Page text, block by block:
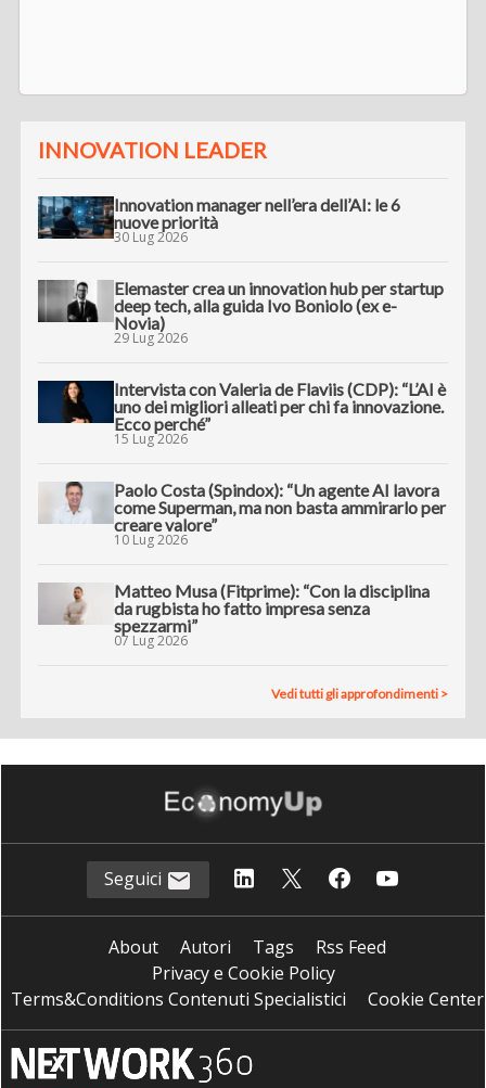
INNOVATION LEADER
Innovation manager nell’era dell’AI: le 6
nuove priorità
30 Lug 2026
Elemaster crea un innovation hub per startup
deep tech, alla guida Ivo Boniolo (ex e-
Novia)
29 Lug 2026
Intervista con Valeria de Flaviis (CDP): “L’AI è
uno dei migliori alleati per chi fa innovazione.
Ecco perché”
15 Lug 2026
Paolo Costa (Spindox): “Un agente AI lavora
come Superman, ma non basta ammirarlo per
creare valore”
10 Lug 2026
Matteo Musa (Fitprime): “Con la disciplina
da rugbista ho fatto impresa senza
spezzarmi”
07 Lug 2026
Vedi tutti gli approfondimenti >
Seguici
About Autori Tags
Rss Feed
Privacy e Cookie Policy
Terms&Conditions Contenuti Specialistici
Cookie Center